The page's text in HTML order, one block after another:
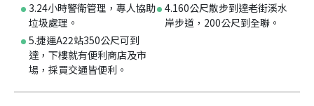
3.24小時警衛管理，專人協助
垃圾處理。
4.160公尺散步到達老街溪水
岸步道，200公尺到全聯。
5.捷運A22站350公尺可到
達，下樓就有便利商店及市
場，採買交通皆便利。